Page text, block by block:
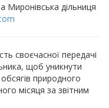
Миронівська дільниця
своєчасної передачі
щоб уникнути
природного
місяця за звітним